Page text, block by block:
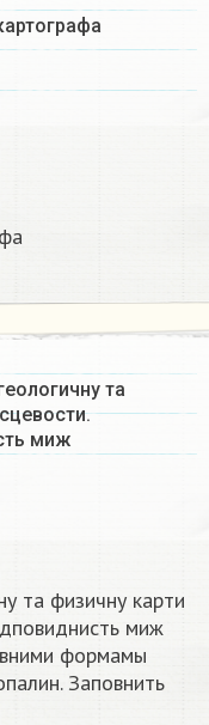
та
миж
та физичну карти
миж
формамы
Заповнить